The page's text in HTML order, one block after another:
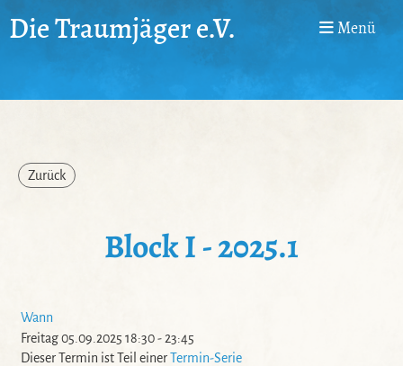
Die Traumjäger e.V. Menü
Zurück
Block I - 2025.1
Wann
Freitag 05.09.2025 18:30 - 23:45
Dieser Termin ist Teil einerTermin-Serie